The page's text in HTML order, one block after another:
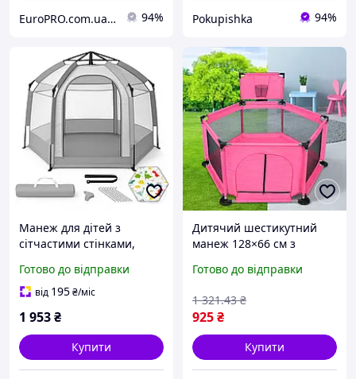
EuroPRO.com.ua | Побутова Техніка з Європи 94% Pokupishka 94%
Манеж для дітей з
сітчастими стінками,
дном, Палатка для
малюків із сіткою GF-76
Готово до відправки
від 195₴/міс
1 953₴
Купити
Дитячий шестикутний
манеж 128×66 см з
Рожевий / Ігровий манеж
сіткою для малюка
Готово до відправки
925₴
1 321.43 ₴
Купити